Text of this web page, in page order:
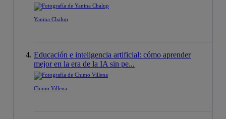
Yanina Chalup
Educación e inteligencia artificial: cómo aprender
mejor en la era de la IA sin pe...
Chimo Villena